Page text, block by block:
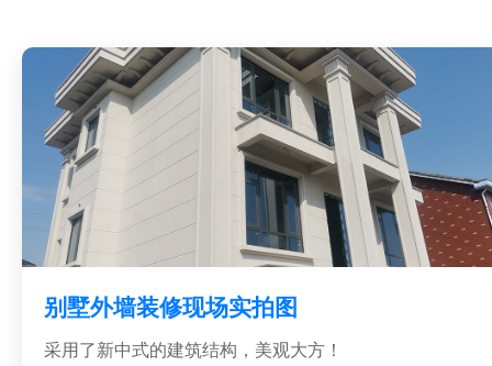
别墅外墙装修现场实拍图
采用了新中式的建筑结构，美观大方！